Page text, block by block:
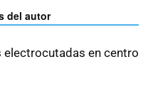
del autor
electrocutadas en centro